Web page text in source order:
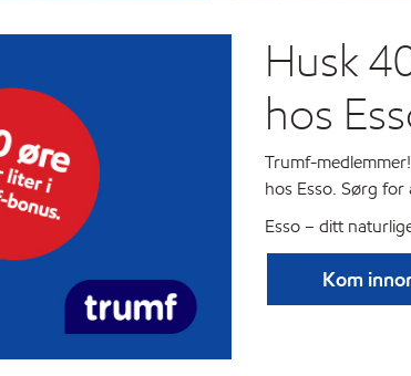
Husk
hos
Trumf-
hos Esso. Sørg
Esso – ditt
Kom